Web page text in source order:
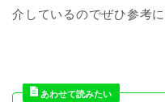
介しているのでぜひ参考